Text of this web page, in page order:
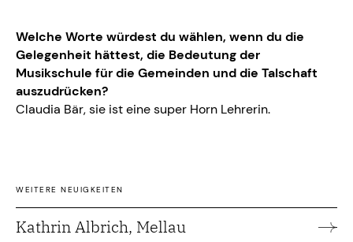
Welche Worte würdest du wählen, wenn du die
Gelegenheit hättest, die Bedeutung der
Musikschule für die Gemeinden und die Talschaft
auszudrücken?
Claudia Bär, sie ist eine super Horn Lehrerin.
WEITERE NEUIGKEITEN
Kathrin Albrich, Mellau